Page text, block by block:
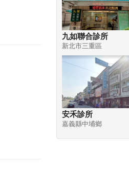
九如聯合診所
新北市三重區
安禾診所
嘉義縣中埔鄉